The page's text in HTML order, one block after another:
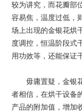
较为讲究，而花瓣部
容易焦，温度过低，
场上出现的金银花烘
度调控，恒温阶段式
用功效等，还能保证
毋庸置疑，金银花
者相信，在烘干设备
产品的附加值，增加